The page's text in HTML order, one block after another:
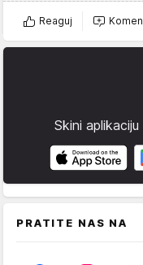
Reaguj
Skini
PRATITE NAS NA